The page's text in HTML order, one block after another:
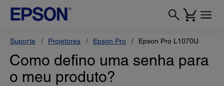
Suporte Projetores Epson Pro Epson Pro L1070U
Como defino uma senha para
o meu produto?